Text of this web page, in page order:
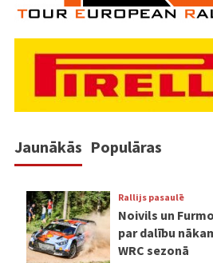
Jaunākās Populāras
Rallijs pasaulē
Noivils un
par dalību
WRC sezonā